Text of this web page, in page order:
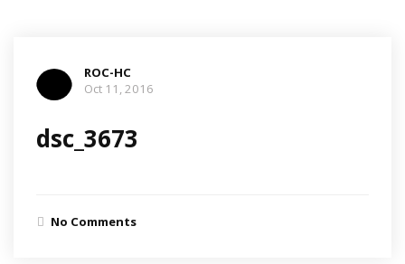
ROC-HC
Oct 11, 2016
dsc_3673
No Comments